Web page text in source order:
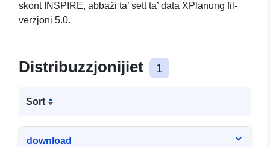
skont INSPIRE, abbażi ta’ sett ta’ data XPlanung fil-
verżjoni 5.0.
Distribuzzjonijiet 1
Sort
download